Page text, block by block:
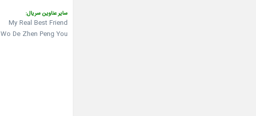
سایر عناوین سریال:
My Real Best Friend
Wo De Zhen Peng You